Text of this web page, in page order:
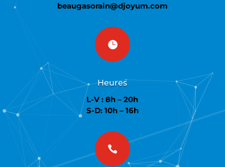
beaugasorain@djoyum.com

Heures
L-V : 8h – 20h
S-D: 10h – 16h
